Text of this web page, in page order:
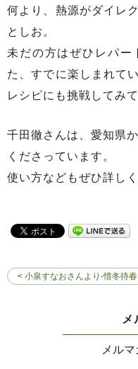
何より、熱源がダイレ
としお。
未だの方はぜひレパー
た、すでに楽しまれて
レシピにも挑戦してみ
千田徹さんは、愛知県
くださっています。
使い方などもぜひ詳し
< 小泉すなおさんより‐惜冬待春
メ
メル